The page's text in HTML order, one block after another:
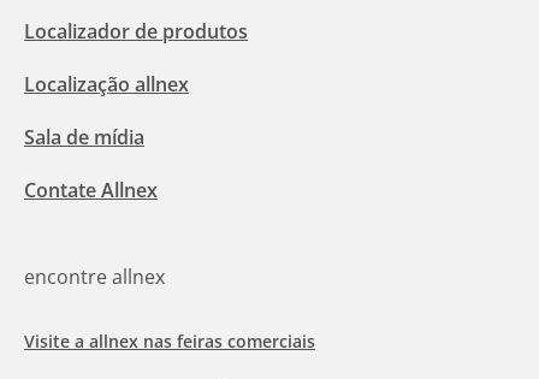
Localizador de produtos
Localização allnex
Sala de mídia
Contate Allnex
encontre allnex
Visite a allnex nas feiras comerciais